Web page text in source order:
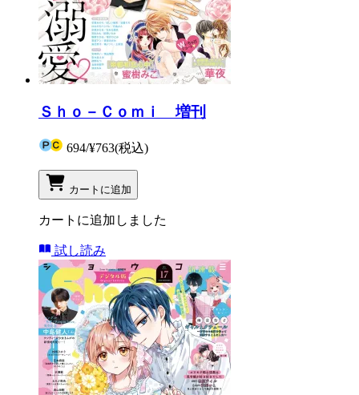
Ｓｈｏ－Ｃｏｍｉ 増刊
694/¥763(税込)
カートに追加
カートに追加しました
試し読み